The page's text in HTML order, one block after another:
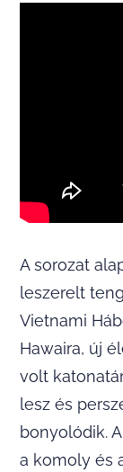
A sorozat
leszerelt
Vietnami
Hawaira, új
volt
lesz és
bonyolódik.
a komoly és